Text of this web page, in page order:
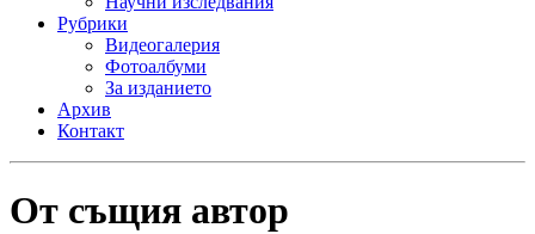
Рубрики
Видеогалерия
Фотоалбуми
За изданието
Архив
Контакт
От същия автор